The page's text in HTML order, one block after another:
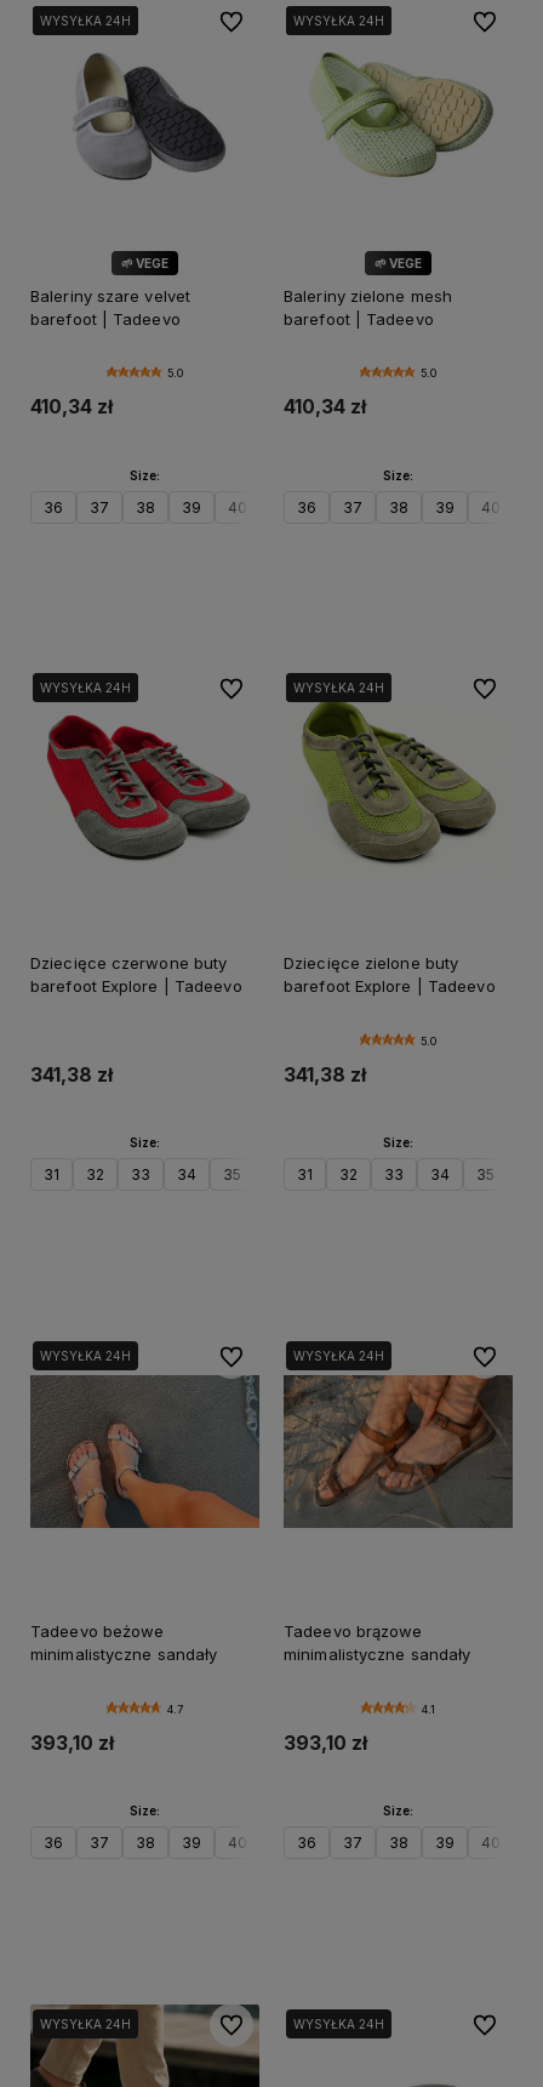
🌱 VEGE
WYSYŁKA 24H
WYSYŁKA 24H
WYSYŁKA 24H
Baleriny szare velvet
barefoot | Tadeevo
5.0
410,34 zł
Size:
36 37 38 39 40
Do ulubionych
🌱 VEGE
WYSYŁKA 24H
WYSYŁKA 24H
WYSYŁKA 24H
Baleriny zielone mesh
barefoot | Tadeevo
5.0
410,34 zł
Size:
36 37 38 39 40
Do
WYSYŁKA 24H
WYSYŁKA 24H
Dziecięce czerwone buty
barefoot Explore | Tadeevo
341,38 zł
Size:
31 32 33 34 35
Do ulubionychWYSYŁKA 24H
WYSYŁKA 24H
Dziecięce zielone buty
barefoot Explore | Tadeevo
5.0
341,38 zł
Size:
31 32 33 34 35
Do
WYSYŁKA 24H
Tadeevo beżowe
minimalistyczne sandały
4.7
393,10 zł
Size:
36 37 38 39 40
Do ulubionychWYSYŁKA 24H
Tadeevo brązowe
minimalistyczne sandały
4.1
393,10 zł
Size:
36 37 38 39 40
Do
WYSYŁKA 24H Do ulubionychWYSYŁKA 24H Do